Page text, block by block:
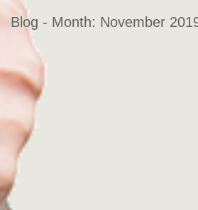
Blog - Month: November